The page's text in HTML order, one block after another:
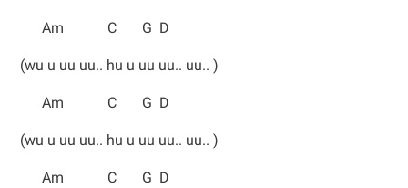
Am C G D
(wu u uu uu.. hu u uu uu.. uu.. )
Am C G D
(wu u uu uu.. hu u uu uu.. uu.. )
Am C G D